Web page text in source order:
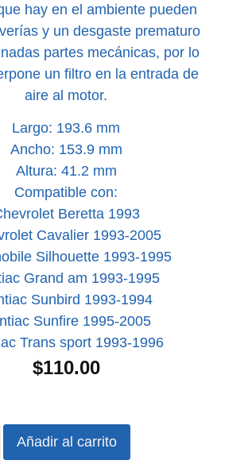
hay en el ambiente pueden
y un desgaste prematuro
partes mecánicas, por lo
un filtro en la entrada de
aire al motor.
Largo: 193.6 mm
Ancho: 153.9 mm
Altura: 41.2 mm
Compatible con:
Beretta 1993
Cavalier 1993-2005
Silhouette 1993-1995
Grand am 1993-1995
Sunbird 1993-1994
Sunfire 1995-2005
Trans sport 1993-1996
$110.00
Añadir al carrito